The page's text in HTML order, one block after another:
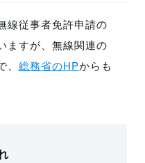
線従事者免許申請の
ますが、無線関連の
総務省のHPからも